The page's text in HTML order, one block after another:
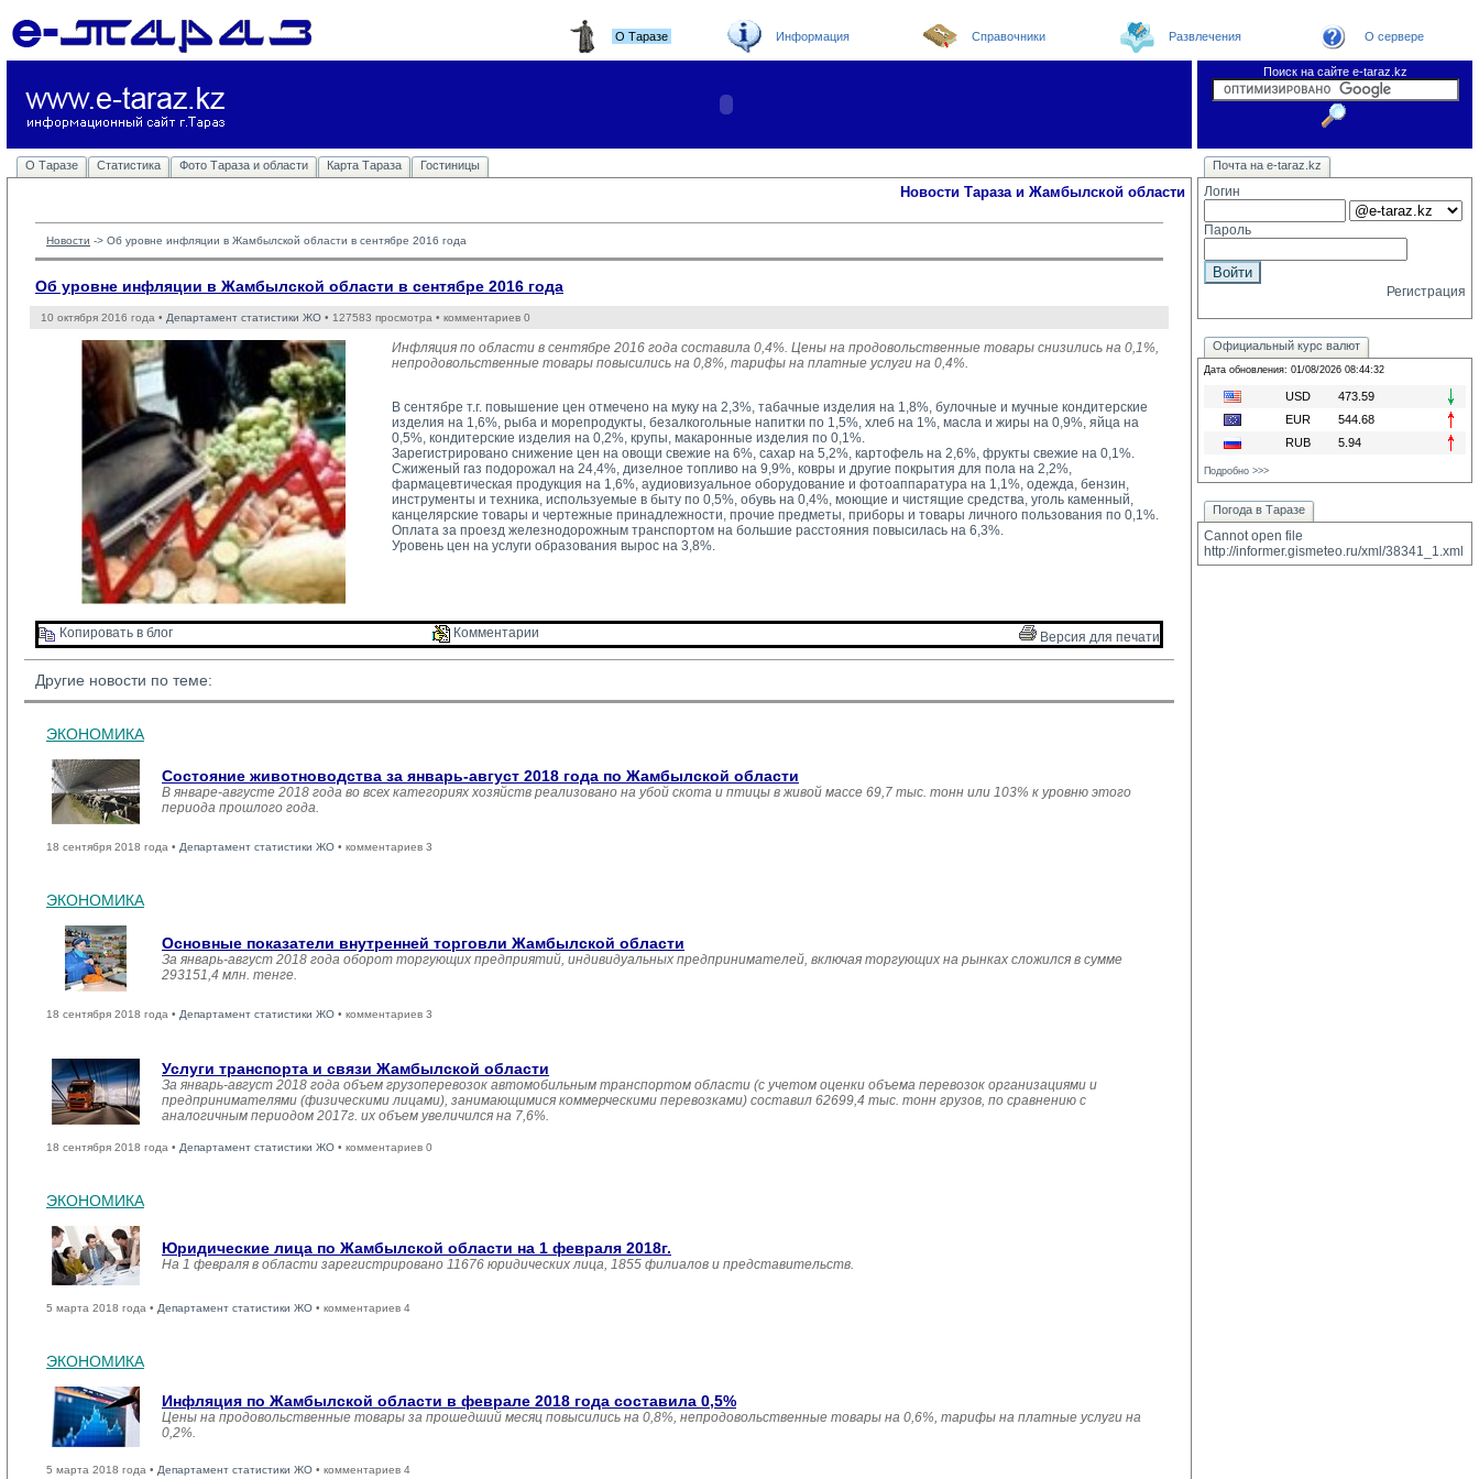
О Таразе Информация Справочники Развлечения О сервере
Поиск на сайте e-taraz.kz
О Таразе Статистика Фото Тараза и области Карта Тараза Гостиницы Новости Погода в Таразе
Телефоный справочник
Видеоконференция
Новости e-taraz
Новости Тараза и Жамбылской области
Новости -> Об уровне инфляции в Жамбылской области в сентябре 2016 года
Об уровне инфляции в Жамбылской области в сентябре 2016 года
10 октября 2016 года • Департамент статистики ЖО • 127583 просмотра • комментариев 0
Инфляция по области в сентябре 2016 года составила 0,4%. Цены на продовольственные товары снизились на 0,1%,
непродовольственные товары повысились на 0,8%, тарифы на платные услуги на 0,4%.
В сентябре т.г. повышение цен отмечено на муку на 2,3%, табачные изделия на 1,8%, булочные и мучные кондитерские
изделия на 1,6%, рыба и морепродукты, безалкогольные напитки по 1,5%, хлеб на 1%, масла и жиры на 0,9%, яйца на
0,5%, кондитерские изделия на 0,2%, крупы, макаронные изделия по 0,1%.
Зарегистрировано снижение цен на овощи свежие на 6%, сахар на 5,2%, картофель на 2,6%, фрукты свежие на 0,1%.
Сжиженый газ подорожал на 24,4%, дизелное топливо на 9,9%, ковры и другие покрытия для пола на 2,2%,
фармацевтическая продукция на 1,6%, аудиовизуальное оборудование и фотоаппаратура на 1,1%, одежда, бензин,
инструменты и техника, используемые в быту по 0,5%, обувь на 0,4%, моющие и чистящие средства, уголь каменный,
канцелярские товары и чертежные принадлежности, прочие предметы, приборы и товары личного пользования по 0,1%.
Оплата за проезд железнодорожным транспортом на большие расстояния повысилась на 6,3%.
Уровень цен на услуги образования вырос на 3,8%.
Копировать в блог Комментарии Версия для печати
Другие новости по теме:
ЭКОНОМИКА
Состояние животноводства за январь-август 2018 года по Жамбылской области
В январе-августе 2018 года во всех категориях хозяйств реализовано на убой скота и птицы в живой массе 69,7 тыс. тонн или 103% к уровню этого
периода прошлого года.
18 сентября 2018 года • Департамент статистики ЖО • комментариев 3
ЭКОНОМИКА
Основные показатели внутренней торговли Жамбылской области
За январь-август 2018 года оборот торгующих предприятий, индивидуальных предпринимателей, включая торгующих на рынках сложился в сумме
293151,4 млн. тенге.
18 сентября 2018 года • Департамент статистики ЖО • комментариев 3
Услуги транспорта и связи Жамбылской области
За январь-август 2018 года объем грузоперевозок автомобильным транспортом области (с учетом оценки объема перевозок организациями и
предпринимателями (физическими лицами), занимающимися коммерческими перевозками) составил 62699,4 тыс. тонн грузов, по сравнению с
аналогичным периодом 2017г. их объем увеличился на 7,6%.
18 сентября 2018 года • Департамент статистики ЖО • комментариев 0
ЭКОНОМИКА
Юридические лица по Жамбылской области на 1 февраля 2018г.
На 1 февраля в области зарегистрировано 11676 юридических лица, 1855 филиалов и представительств.
5 марта 2018 года • Департамент статистики ЖО • комментариев 4
ЭКОНОМИКА
Инфляция по Жамбылской области в феврале 2018 года составила 0,5%
Цены на продовольственные товары за прошедший месяц повысились на 0,8%, непродовольственные товары на 0,6%, тарифы на платные услуги на
0,2%.
5 марта 2018 года • Департамент статистики ЖО • комментариев 4
Почта на e-taraz.kz
Логин
Пароль
Регистрация
Официальный курс валют
Дата обновления: 01/08/2026 08:44:32
USD
473.59
EUR
544.68
RUB
5.94
Подробно >>>
Погода в Таразе
Cannot open file
http://informer.gismeteo.ru/xml/38341_1.xml